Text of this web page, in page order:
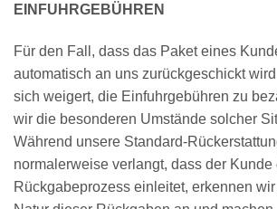
EINFUHRGEBÜHREN
Für den Fall, dass das Paket eines
automatisch an uns zurückgeschickt
sich weigert, die Einfuhrgebühren zu
wir die besonderen Umstände solcher
Während unsere Standard-
normalerweise verlangt, dass der Kunde
Rückgabeprozess einleitet, erkennen